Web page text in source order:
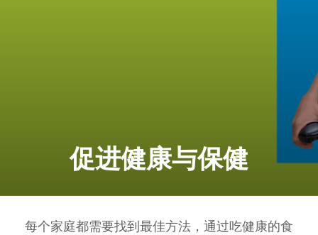
促进健康与保健
每个家庭都需要找到最佳方法，通过吃健康的食